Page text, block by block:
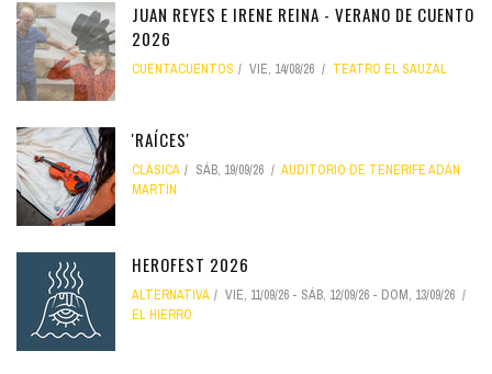
JUAN REYES E IRENE REINA - VERANO DE CUENTO
2026
CUENTACUENTOS VIE, 14/08/26 TEATRO EL SAUZAL
'RAÍCES'
CLÁSICA SÁB, 19/09/26
AUDITORIO DE TENERIFE ADÁN
MARTÍN
HEROFEST 2026
ALTERNATIVA VIE, 11/09/26 - SÁB, 12/09/26 - DOM, 13/09/26
EL HIERRO